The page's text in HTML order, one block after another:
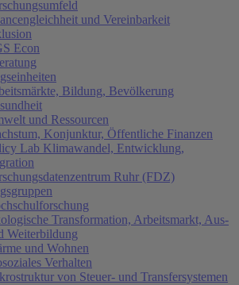
und Vereinbarkeit
Econ
Bildung, Bevölkerung
und Ressourcen
Konjunktur, Öffentliche Finanzen
Lab Klimawandel, Entwicklung,
Ruhr (FDZ)
Transformation, Arbeitsmarkt, Aus-
Weiterbildung
und Wohnen
Verhalten
von Steuer- und Transfersystemen